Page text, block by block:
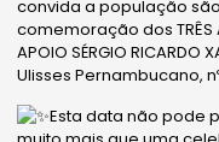
convida a população
comemoração dos TRÊS
APOIOSÉRGIO RICARDO
Ulisses Pernambucano,
Esta data não pode